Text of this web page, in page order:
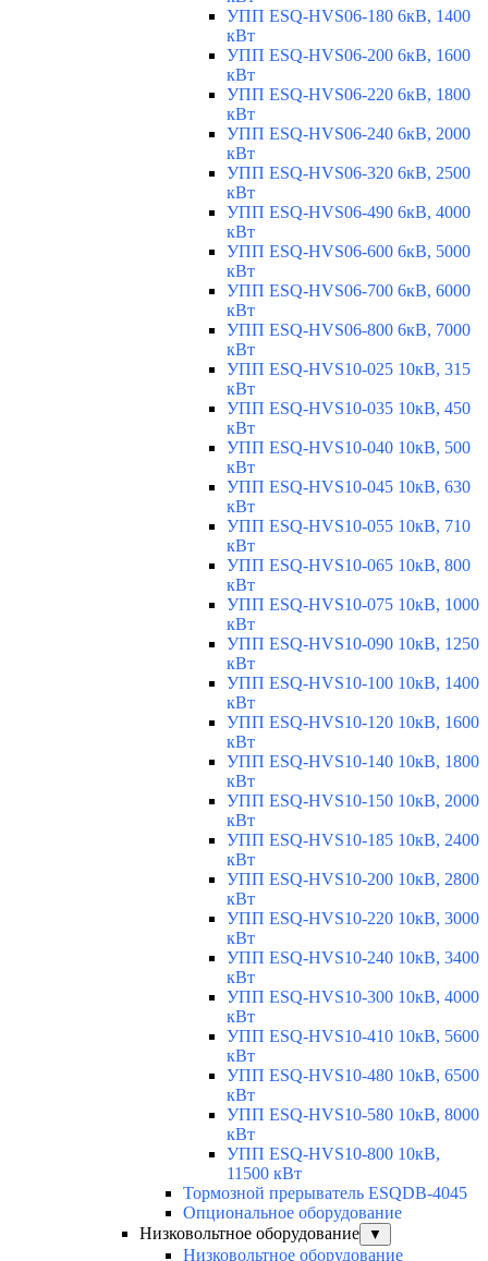
УПП ESQ-HVS06-180 6кВ, 1400
кВт
УПП ESQ-HVS06-200 6кВ, 1600
кВт
УПП ESQ-HVS06-220 6кВ, 1800
кВт
УПП ESQ-HVS06-240 6кВ, 2000
кВт
УПП ESQ-HVS06-320 6кВ, 2500
кВт
УПП ESQ-HVS06-490 6кВ, 4000
кВт
УПП ESQ-HVS06-600 6кВ, 5000
кВт
УПП ESQ-HVS06-700 6кВ, 6000
кВт
УПП ESQ-HVS06-800 6кВ, 7000
кВт
УПП ESQ-HVS10-025 10кВ, 315
кВт
УПП ESQ-HVS10-035 10кВ, 450
кВт
УПП ESQ-HVS10-040 10кВ, 500
кВт
УПП ESQ-HVS10-045 10кВ, 630
кВт
УПП ESQ-HVS10-055 10кВ, 710
кВт
УПП ESQ-HVS10-065 10кВ, 800
кВт
УПП ESQ-HVS10-075 10кВ, 1000
кВт
УПП ESQ-HVS10-090 10кВ, 1250
кВт
УПП ESQ-HVS10-100 10кВ, 1400
кВт
УПП ESQ-HVS10-120 10кВ, 1600
кВт
УПП ESQ-HVS10-140 10кВ, 1800
кВт
УПП ESQ-HVS10-150 10кВ, 2000
кВт
УПП ESQ-HVS10-185 10кВ, 2400
кВт
УПП ESQ-HVS10-200 10кВ, 2800
кВт
УПП ESQ-HVS10-220 10кВ, 3000
кВт
УПП ESQ-HVS10-240 10кВ, 3400
кВт
УПП ESQ-HVS10-300 10кВ, 4000
кВт
УПП ESQ-HVS10-410 10кВ, 5600
кВт
УПП ESQ-HVS10-480 10кВ, 6500
кВт
УПП ESQ-HVS10-580 10кВ, 8000
кВт
УПП ESQ-HVS10-800 10кВ,
11500 кВт
Тормозной прерыватель ESQDB-4045
Опциональное оборудование
Низковольтное оборудование
▼
Низковольтное оборудование